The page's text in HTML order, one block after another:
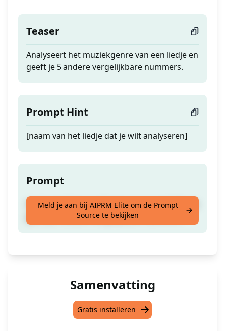
Teaser
Analyseert het muziekgenre van een liedje en
geeft je 5 andere vergelijkbare nummers.
Prompt Hint
[naam van het liedje dat je wilt analyseren]
Prompt
Analyseert het muziekgenre van een liedje en
geeft je 5 andere vergelijkbare nummers.
Meld je aan bij AIPRM Elite om de Prompt
Source te bekijken
Samenvatting
Gratis installeren